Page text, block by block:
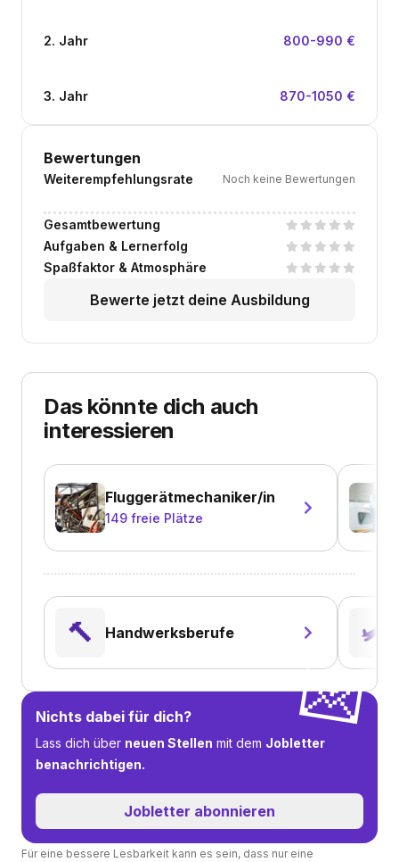
2. Jahr 800-990 €
3. Jahr 870-1050 €
Bewertungen
Weiterempfehlungsrate Noch keine Bewertungen
Gesamtbewertung
Aufgaben & Lernerfolg
Spaßfaktor & Atmosphäre
Bewerte jetzt deine Ausbildung
Das könnte dich auch
interessieren
Fluggerätmechaniker/in
149 freie Plätze
🔨 Handwerksberufe 🛩️
💌
Nichts dabei für dich?
Lass dich über neuen Stellen mit dem Jobletter
benachrichtigen.
Jobletter abonnieren
Für eine bessere Lesbarkeit kann es sein, dass nur eine